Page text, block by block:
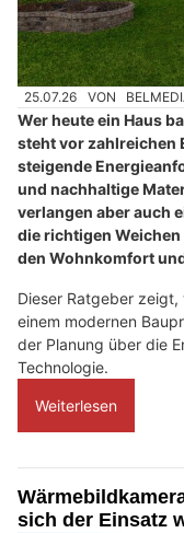
25.07.26 VON
Wer heute ein Haus
steht vor zahlreichen
steigende
und nachhaltige
verlangen aber auch
die richtigen
den Wohnkomfort
Dieser Ratgeber
einem modernen
der Planung über die
Technologie.
Weiterlesen
sich der Einsatz